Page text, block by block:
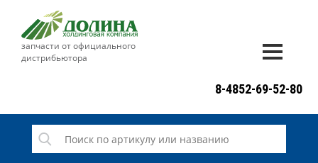
запчасти от официального
дистрибьютора
СЕРВИС
8-4852-69-52-80